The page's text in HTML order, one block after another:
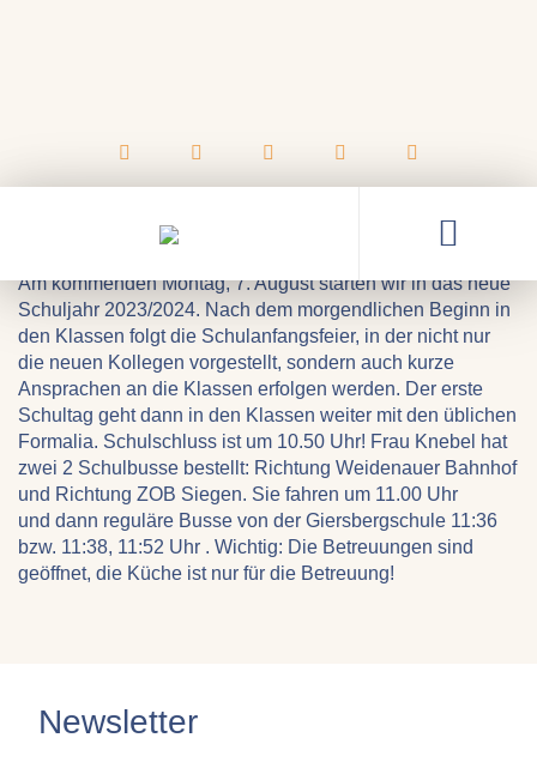
Zum ersten Schultag am
Am kommenden Montag, 7. August starten wir in das neue
Schuljahr 2023/2024. Nach dem morgendlichen Beginn in
den Klassen folgt die Schulanfangsfeier, in der nicht nur
die neuen Kollegen vorgestellt, sondern auch kurze
Ansprachen an die Klassen erfolgen werden. Der erste
Schultag geht dann in den Klassen weiter mit den üblichen
Formalia. Schulschluss ist um 10.50 Uhr! Frau Knebel hat
zwei 2 Schulbusse bestellt: Richtung Weidenauer Bahnhof
und Richtung ZOB Siegen. Sie fahren um 11.00 Uhr
und dann reguläre Busse von der Giersbergschule 11:36
bzw. 11:38, 11:52 Uhr . Wichtig: Die Betreuungen sind
geöffnet, die Küche ist nur für die Betreuung!
Newsletter